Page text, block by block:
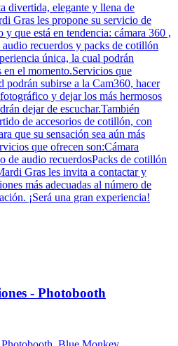
divertida, elegante y llena de
Gras les propone su servicio de
y que está en tendencia: cámara 360 ,
recuerdos y packs de cotillón
única, la cual podrán
en el momento.Servicios que
podrán subirse a la Cam360, hacer
y dejar los más hermosos
dejar de escuchar.También
de accesorios de cotillón, con
que su sensación sea aún más
que ofrecen son:Cámara
de audio recuerdosPacks de cotillón
Gras les invita a contactar y
más adecuadas al número de
¡Será una gran experiencia!
- Photobooth